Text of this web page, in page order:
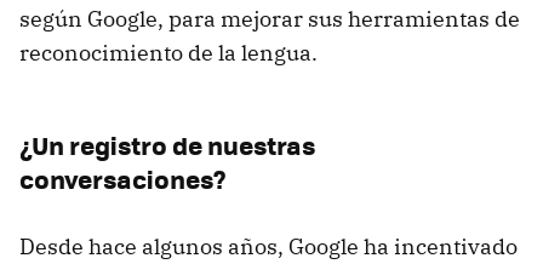
según Google, para mejorar sus herramientas de
reconocimiento de la lengua.
¿Un registro de nuestras
conversaciones?
Desde hace algunos años, Google ha incentivado